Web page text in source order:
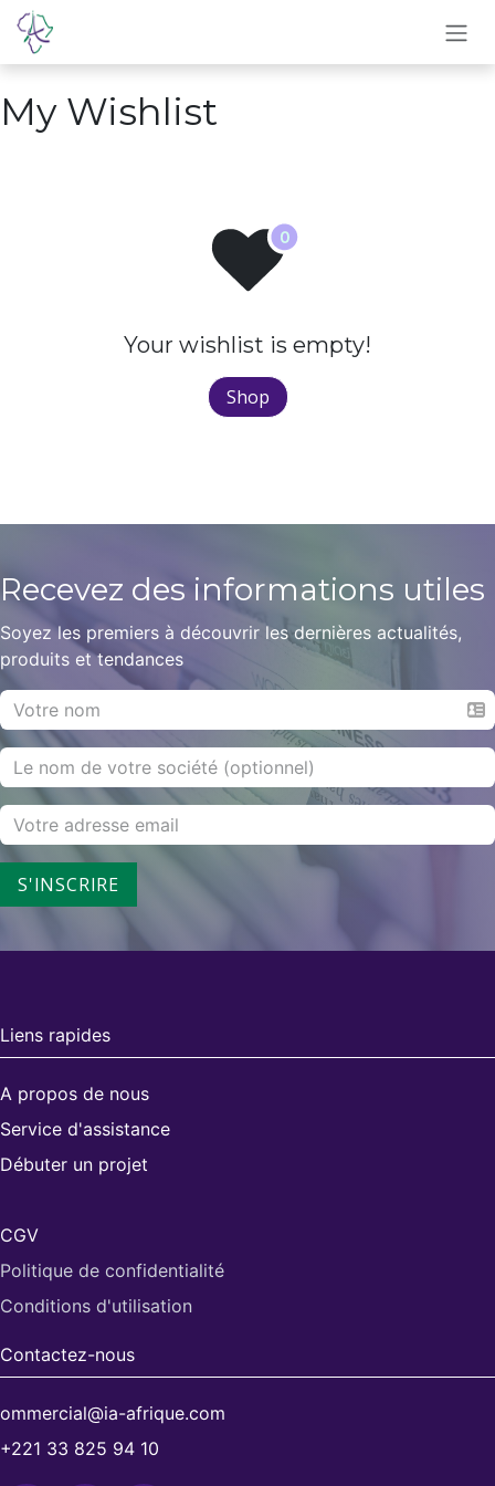
Skip to Content
My Wishlist
Your wishlist is empty!
Shop
Recevez des informations utiles
Soyez les premiers à découvrir les dernières actualités,
produits et tendances
S'INSCRIRE
Liens rapides
A propos de nous
Service d'assistance
Débuter un projet
CGV
Politique de confidentialité
Conditions d'utilisation​
Contactez-nous
ommercial@ia-afrique.com
+221 33 825 94 10